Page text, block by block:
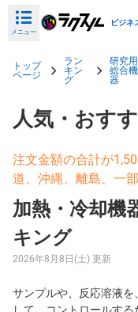
メニュー
ビジネ
トップ
ページ
ラン
キン
グ
研究用
総合機
器
人気・おす
注文金額の合計が
道、沖縄、離島、一
加熱・冷却機
キング
2026年8月8日(土) 更新
サンプルや、反応溶液